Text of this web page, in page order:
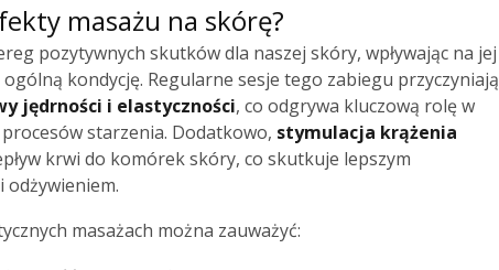
masażu na skórę?
pozytywnych skutków dla naszej skóry, wpływając na jej
kondycję. Regularne sesje tego zabiegu przyczyniają
jędrności i elastyczności, co odgrywa kluczową rolę w
starzenia. Dodatkowo, stymulacja krążenia
krwi do komórek skóry, co skutkuje lepszym
masażach można zauważyć: